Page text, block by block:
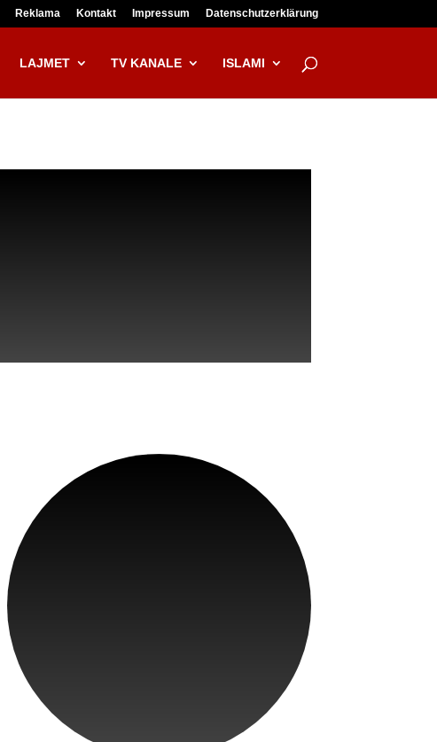
Reklama Kontakt Impressum Datenschutzerklärung
LAJMET TV KANALE ISLAMI